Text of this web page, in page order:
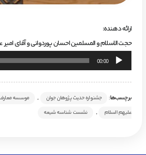
ارائه دهنده:
حجت الاسلام و المسلمین احسان پوردوانی و آقای امیر
پخش‌کننده
صوت
00:00
برچسب‌ها: جشنواره حدیث پژوهان جوان ,
موسسه
علیهم السلام
, نشست شناسه شیعه